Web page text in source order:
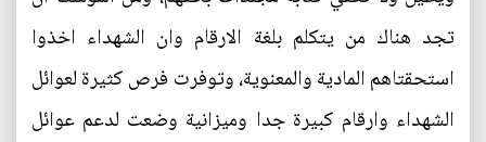
تجد هناك من يتكلم بلغة الارقام وان الشهداء اخذوا
استحقتاهم المادية والمعنوية، وتوفرت فرص كثيرة لعوائل
الشهداء وارقام كبيرة جدا وميزانية وضعت لدعم عوائل